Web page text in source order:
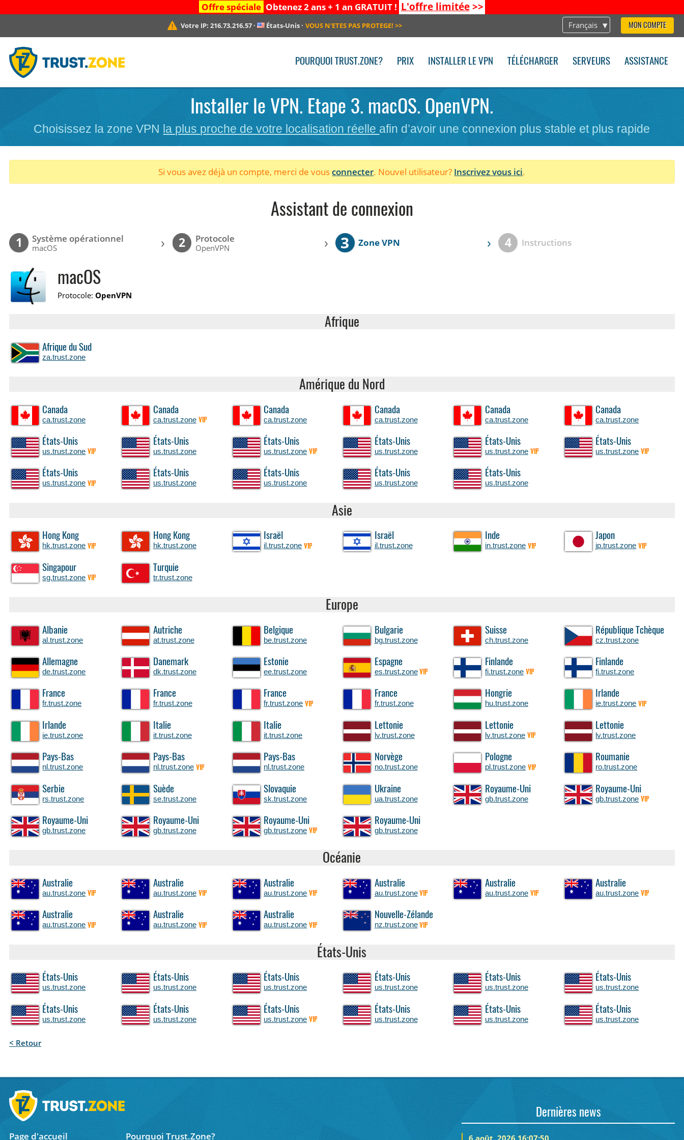
Offre spéciale Obtenez 2 ans + 1 an GRATUIT ! L'offre limitée>>
Français MON COMPTE
Votre IP:216.73.216.57 · États-Unis · VOUS N'ETES PAS PROTEGE! >>
POURQUOI TRUST.ZONE? PRIX INSTALLER LE VPN TÉLÉCHARGER SERVEURS ASSISTANCE
Installer le VPN. Etape 3. macOS. OpenVPN.
Choisissez la zone VPN la plus proche de votre localisation réelle afin d’avoir une connexion plus stable et plus rapide
Si vous avez déjà un compte, merci de vousconnecter. Nouvel utilisateur? Inscrivez vous ici.
Assistant de connexion
1 Système opérationnel
macOS › 2 Protocole
OpenVPN › 3 Zone VPN › 4 Instructions
macOS
Protocole: OpenVPN
Afrique
Afrique du Sud
za.trust.zone
Amérique du Nord
Canada
ca.trust.zone
Canada
ca.trust.zone VIP
Canada
ca.trust.zone
Canada
ca.trust.zone
Canada
ca.trust.zone
Canada
ca.trust.zone
États-Unis
us.trust.zone VIP
États-Unis
us.trust.zone
États-Unis
us.trust.zone VIP
États-Unis
us.trust.zone
États-Unis
us.trust.zone VIP
États-Unis
us.trust.zone VIP
États-Unis
us.trust.zone VIP
États-Unis
us.trust.zone
États-Unis
us.trust.zone
États-Unis
us.trust.zone
États-Unis
us.trust.zone
Asie
Hong Kong
hk.trust.zone VIP
Hong Kong
hk.trust.zone
Israël
il.trust.zone VIP
Israël
il.trust.zone
Inde
in.trust.zone VIP
Japon
jp.trust.zone VIP
Singapour
sg.trust.zone VIP
Turquie
tr.trust.zone
Europe
Albanie
al.trust.zone
Autriche
at.trust.zone
Belgique
be.trust.zone
Bulgarie
bg.trust.zone
Suisse
ch.trust.zone
République Tchèque
cz.trust.zone
Allemagne
de.trust.zone
Danemark
dk.trust.zone
Estonie
ee.trust.zone
Espagne
es.trust.zone VIP
Finlande
fi.trust.zone VIP
Finlande
fi.trust.zone
France
fr.trust.zone
France
fr.trust.zone
France
fr.trust.zone VIP
France
fr.trust.zone
Hongrie
hu.trust.zone
Irlande
ie.trust.zone VIP
Irlande
ie.trust.zone
Italie
it.trust.zone
Italie
it.trust.zone
Lettonie
lv.trust.zone
Lettonie
lv.trust.zone VIP
Lettonie
lv.trust.zone
Pays-Bas
nl.trust.zone
Pays-Bas
nl.trust.zone VIP
Pays-Bas
nl.trust.zone
Norvège
no.trust.zone
Pologne
pl.trust.zone VIP
Roumanie
ro.trust.zone
Serbie
rs.trust.zone
Suède
se.trust.zone
Slovaquie
sk.trust.zone
Ukraine
ua.trust.zone
Royaume-Uni
gb.trust.zone
Royaume-Uni
gb.trust.zone VIP
Royaume-Uni
gb.trust.zone
Royaume-Uni
gb.trust.zone
Royaume-Uni
gb.trust.zone VIP
Royaume-Uni
gb.trust.zone
Océanie
Australie
au.trust.zone VIP
Australie
au.trust.zone VIP
Australie
au.trust.zone VIP
Australie
au.trust.zone VIP
Australie
au.trust.zone VIP
Australie
au.trust.zone VIP
Australie
au.trust.zone VIP
Australie
au.trust.zone VIP
Australie
au.trust.zone VIP
Nouvelle-Zélande
nz.trust.zone VIP
États-Unis
États-Unis
us.trust.zone
États-Unis
us.trust.zone
États-Unis
us.trust.zone
États-Unis
us.trust.zone
États-Unis
us.trust.zone
États-Unis
us.trust.zone
États-Unis
us.trust.zone
États-Unis
us.trust.zone
États-Unis
us.trust.zone VIP
États-Unis
us.trust.zone
États-Unis
us.trust.zone
États-Unis
us.trust.zone
< Retour
Page d'accueil Pourquoi Trust.Zone?
Dernières news